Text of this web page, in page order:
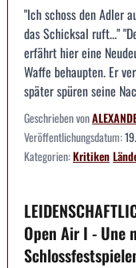
"Ich schoss den Adler
das Schicksal ruft..."
erfährt hier eine
Waffe behaupten. Er
später spüren seine
Geschrieben von
Veröffentlichungsdatum:
Kategorien:Kritiken
Open Air I - Une